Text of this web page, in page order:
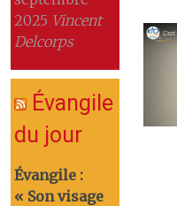
2025 Vincent
Delcorps
Évangile
du jour
Évangile :
« Son visage